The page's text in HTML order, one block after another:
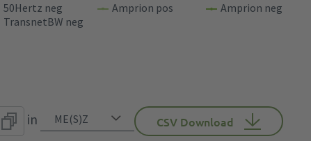
50Hertz neg Amprion pos
Amprion neg
TransnetBW neg
in CSV Download